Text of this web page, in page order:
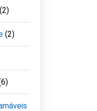
(2)
(2)